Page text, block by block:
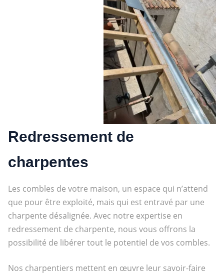
Redressement de
charpentes
Les combles de votre maison, un espace qui n’attend
que pour être exploité, mais qui est entravé par une
charpente désalignée. Avec notre expertise en
redressement de charpente, nous vous offrons la
possibilité de libérer tout le potentiel de vos combles.
Nos charpentiers mettent en œuvre leur savoir-faire